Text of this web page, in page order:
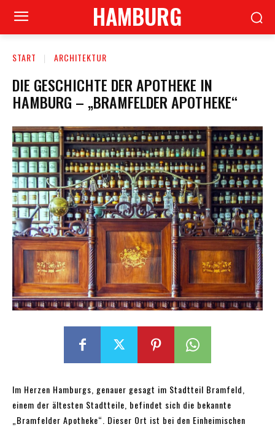
HAMBURG
START ARCHITEKTUR
DIE GESCHICHTE DER APOTHEKE IN
HAMBURG – „BRAMFELDER APOTHEKE“
Im Herzen Hamburgs, genauer gesagt im Stadtteil Bramfeld,
einem der ältesten Stadtteile, befindet sich die bekannte
„Bramfelder Apotheke“. Dieser Ort ist bei den Einheimischen